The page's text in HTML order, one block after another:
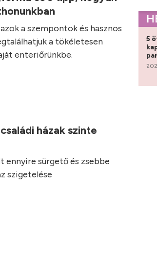
a szempontok és hasznos
a tökéletesen
enteriőrünkbe.
házak szinte
ennyire sürgető és zsebbe
szigetelése
5